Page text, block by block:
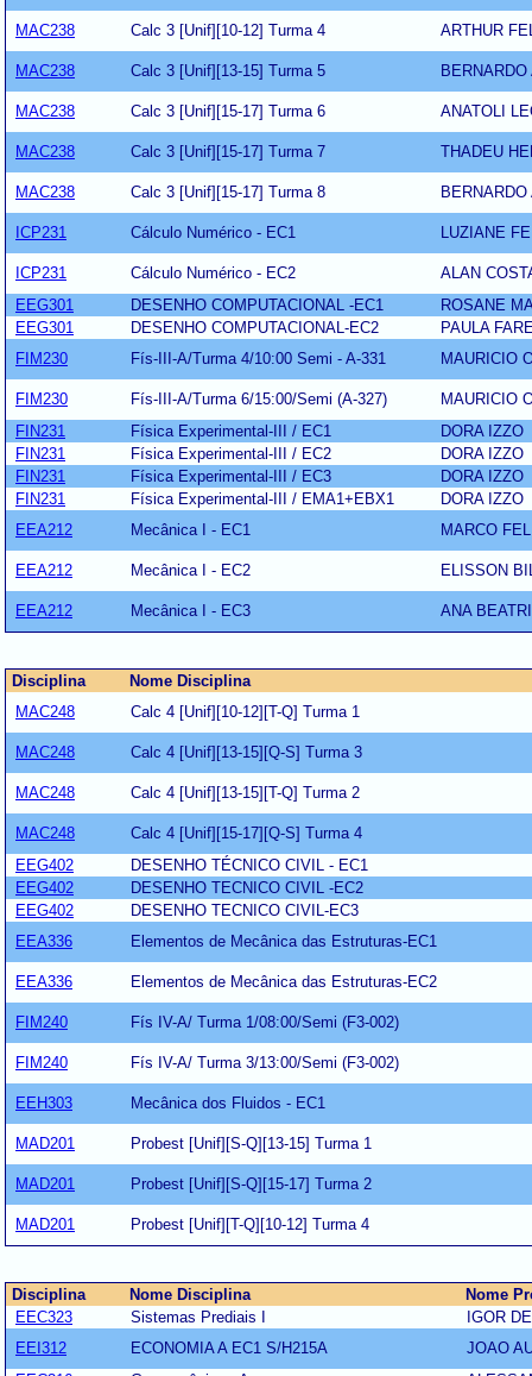
MAC238 Calc 3 [Unif][10-12] Turma 4 ARTHUR
MAC238 Calc 3 [Unif][13-15] Turma 5
MAC238 Calc 3 [Unif][15-17] Turma 6 ANATOLI
MAC238 Calc 3 [Unif][15-17] Turma 7 THADEU
MAC238 Calc 3 [Unif][15-17] Turma 8
ICP231 Cálculo Numérico - EC1 LUZIANE
ICP231 Cálculo Numérico - EC2
ALAN
EEG301
DESENHO COMPUTACIONAL -EC1
ROSANE
EEG301
DESENHO COMPUTACIONAL-EC2
PAULA
FIM230
Fís-III-A/Turma 4/10:00 Semi - A-331 MAURICIO
FIM230 Fís-III-A/Turma 6/15:00/Semi (A-327)
MAURICIO
FIN231
Física Experimental-III / EC1
DORA IZZO
FIN231
Física Experimental-III / EC2
DORA IZZO
FIN231
Física Experimental-III / EC3
DORA IZZO
FIN231
Física Experimental-III / EMA1+EBX1
DORA IZZO
EEA212
Mecânica I - EC1 MARCO
EEA212 Mecânica I - EC2 ELISSON
EEA212 Mecânica I - EC3 ANA
Disciplina
Nome Disciplina
MAC248
Calc 4 [Unif][10-12][T-Q] Turma 1
MAC248 Calc 4 [Unif][13-15][Q-S] Turma 3
MAC248 Calc 4 [Unif][13-15][T-Q] Turma 2
MAC248
Calc 4 [Unif][15-17][Q-S] Turma 4
EEG402
DESENHO TÉCNICO CIVIL - EC1
EEG402
DESENHO TECNICO CIVIL -EC2
EEG402
DESENHO TECNICO CIVIL-EC3
EEA336
Elementos de Mecânica das Estruturas-EC1
EEA336 Elementos de Mecânica das Estruturas-EC2
FIM240 Fís IV-A/ Turma 1/08:00/Semi (F3-002)
FIM240 Fís IV-A/ Turma 3/13:00/Semi (F3-002)
EEH303 Mecânica dos Fluidos - EC1
MAD201 Probest [Unif][S-Q][13-15] Turma 1
MAD201 Probest [Unif][S-Q][15-17] Turma 2
MAD201 Probest [Unif][T-Q][10-12] Turma 4
Disciplina Nome Disciplina
Nome
EEC323
Sistemas Prediais I
IGOR
EEI312
ECONOMIA A EC1 S/H215A
JOAO